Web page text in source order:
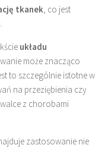
tkanek, co jest
układu
może znacząco
to szczególnie istotne w
na przeziębienia czy
z chorobami
zastosowanie nie